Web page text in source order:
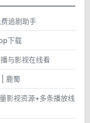
追剧助手
下载
与影视在线看
鹿蜀
影视资源+多条播放线